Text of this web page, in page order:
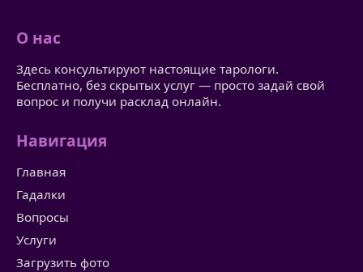
О нас
Здесь консультируют настоящие тарологи.
Бесплатно, без скрытых услуг — просто задай свой
вопрос и получи расклад онлайн.
Навигация
Главная
Гадалки
Вопросы
Услуги
Загрузить фото